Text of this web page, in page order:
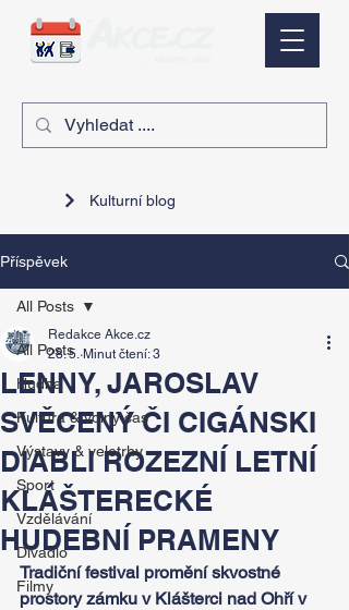
Kulturní blog
Příspěvek
All Posts
Hudba
Kultura & volný čas
Výstavy & veletrhy
Sport
Vzdělávání
Divadlo
Filmy
All Posts
LENNY, JAROSLAV
SVĚCENÝ ČI CIGÁNSKI
DIABLI ROZEZNÍ LETNÍ
KLÁŠTERECKÉ
HUDEBNÍ PRAMENY
Redakce Akce.cz
28. 5. Minut čtení: 3
Tradiční festival promění skvostné
prostory zámku v Klášterci nad Ohří v